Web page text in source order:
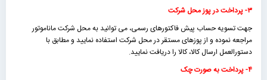
۳- پرداخت در پوز محل شرکت
جهت تسویه حساب پیش فاکتورهای رسمی، می توانید به محل شرکت ماناموتور
مراجعه نموده و از پوزهای مستقر در محل شرکت استفاده نمایید و مطابق با
دستورالعمل ارسال کالا، کالا را دریافت نمایید.
۴- پرداخت به صورت چک